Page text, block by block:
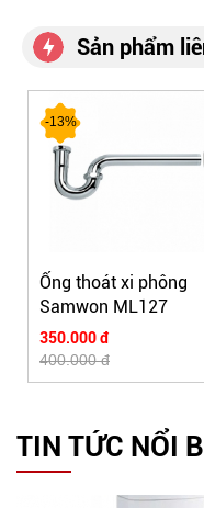
Sản phẩm
-13%
Ống thoát xi phông
Samwon ML127
350.000 đ
400.000 đ
TIN TỨC NỔI